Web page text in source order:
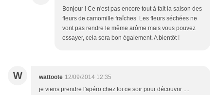
Bonjour ! Ce n'est pas encore tout à fait la saison des
fleurs de camomille fraîches. Les fleurs séchées ne
vont pas rendre le même arôme mais vous pouvez
essayer, cela sera bon également. A bientôt !
W wattoote 12/09/2014 12:35
je viens prendre l'apéro chez toi ce soir pour découvrir ....